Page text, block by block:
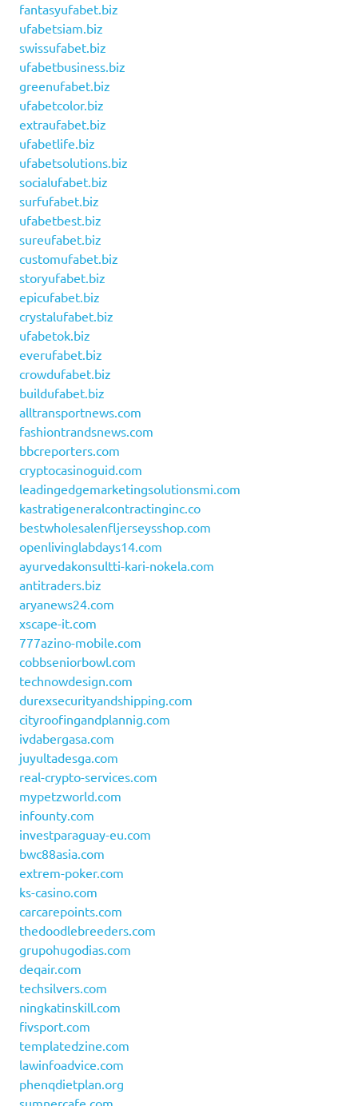
fantasyufabet.biz
ufabetsiam.biz
swissufabet.biz
ufabetbusiness.biz
greenufabet.biz
ufabetcolor.biz
extraufabet.biz
ufabetlife.biz
ufabetsolutions.biz
socialufabet.biz
surfufabet.biz
ufabetbest.biz
sureufabet.biz
customufabet.biz
storyufabet.biz
epicufabet.biz
crystalufabet.biz
ufabetok.biz
everufabet.biz
crowdufabet.biz
buildufabet.biz
alltransportnews.com
fashiontrandsnews.com
bbcreporters.com
cryptocasinoguid.com
leadingedgemarketingsolutionsmi.com
kastratigeneralcontractinginc.co
bestwholesalenfljerseysshop.com
openlivinglabdays14.com
ayurvedakonsultti-kari-nokela.com
antitraders.biz
aryanews24.com
xscape-it.com
777azino-mobile.com
cobbseniorbowl.com
technowdesign.com
durexsecurityandshipping.com
cityroofingandplannig.com
ivdabergasa.com
juyultadesga.com
real-crypto-services.com
mypetzworld.com
infounty.com
investparaguay-eu.com
bwc88asia.com
extrem-poker.com
ks-casino.com
carcarepoints.com
thedoodlebreeders.com
grupohugodias.com
deqair.com
techsilvers.com
ningkatinskill.com
fivsport.com
templatedzine.com
lawinfoadvice.com
phenqdietplan.org